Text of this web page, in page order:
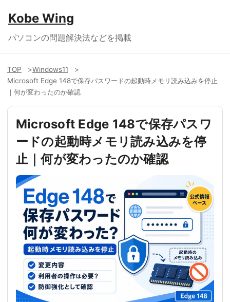
Kobe Wing
パソコンの問題解決法などを掲載
TOP
Windows11
Microsoft Edge 148で保存パスワードの起動時メモリ読み込みを停止
｜何が変わったのか確認
Microsoft Edge 148で保存パスワ
ードの起動時メモリ読み込みを停
止｜何が変わったのか確認